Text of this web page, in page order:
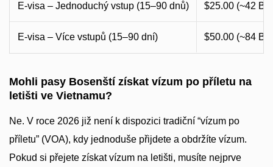
E-visa – Jednoduchý vstup (15–90 dnů) $25.00 (~42
E-visa – Více vstupů (15–90 dní) $50.00 (~84
Mohli pasy Bosenští získat vízum po příletu na
letišti ve Vietnamu?
Ne. V roce 2026 již není k dispozici tradiční “vízum po
příletu” (VOA), kdy jednoduše přijdete a obdržíte vízum.
Pokud si přejete získat vízum na letišti, musíte nejprve